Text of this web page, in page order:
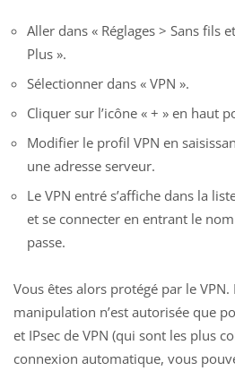
Aller dans « Réglages > Sans fils
Plus ».
Sélectionner dans « VPN ».
Cliquer sur l’icône « + » en haut
Modifier le profil VPN en
une adresse serveur.
Le VPN entré s’affiche dans la
et se connecter en entrant le
passe.
Vous êtes alors protégé par le VPN.
manipulation n’est autorisée que
et IPsec de VPN (qui sont les plus
connexion automatique, vous